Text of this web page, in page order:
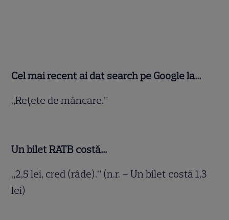
Cel mai recent ai dat search pe Google la…
„Reţete de mâncare.”
Un bilet RATB costă…
„2,5 lei, cred (râde).” (n.r. – Un bilet costă 1,3
lei)